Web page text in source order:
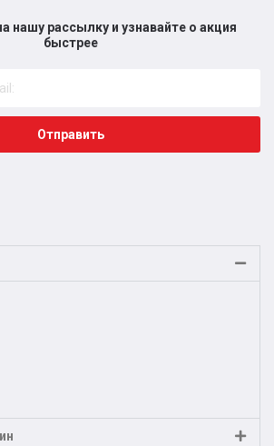
нашу рассылку и узнавайте о акция
быстрее​
Отправить